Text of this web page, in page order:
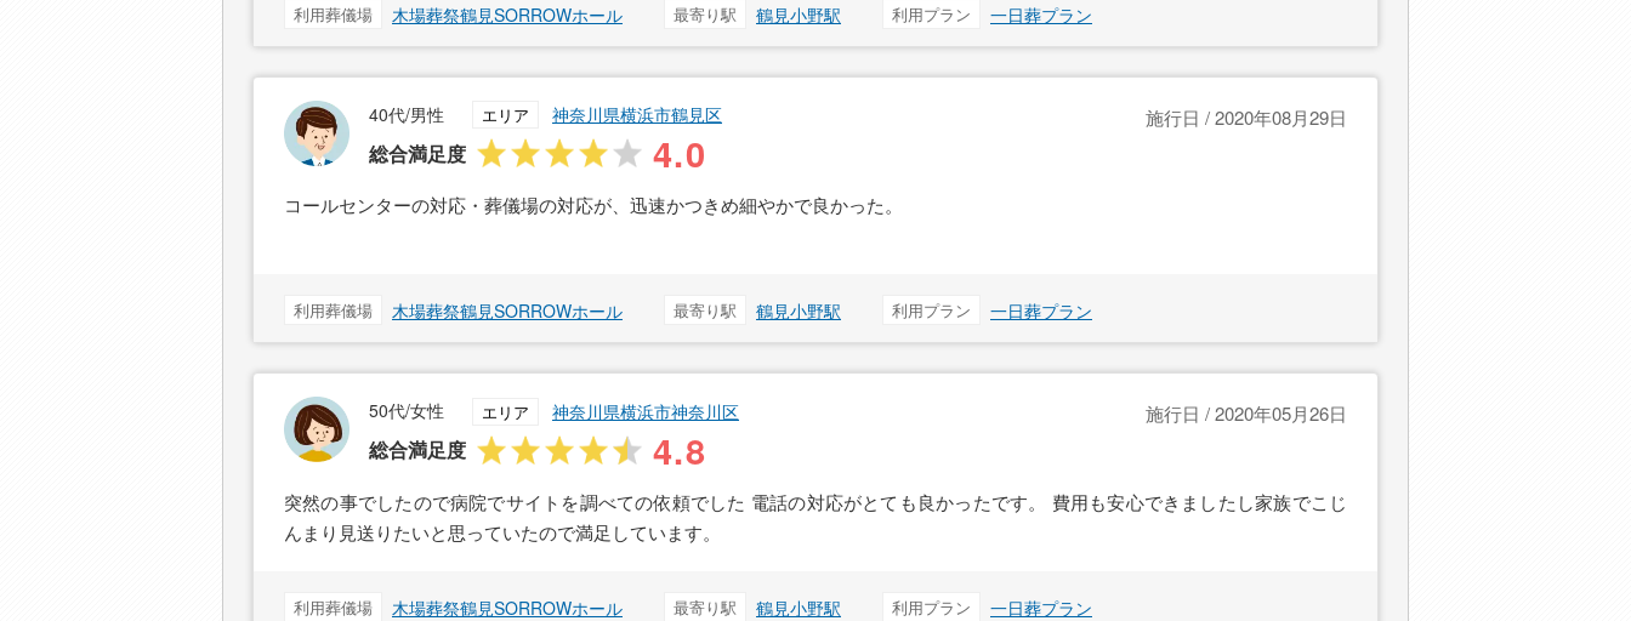
利用葬儀場 木場葬祭鶴見SORROWホール 最寄り駅 鶴見小野駅 利用プラン 一日葬プラン
40代/男性 エリア 神奈川県横浜市鶴見区
総合満足度 4.0
施行日 / 2020年08月29日
コールセンターの対応・葬儀場の対応が、迅速かつきめ細やかで良かった。
利用葬儀場 木場葬祭鶴見SORROWホール 最寄り駅 鶴見小野駅 利用プラン 一日葬プラン
50代/女性 エリア 神奈川県横浜市神奈川区
総合満足度 4.8
施行日 / 2020年05月26日
突然の事でしたので病院でサイトを調べての依頼でした 電話の対応がとても良かったです。 費用も安心できましたし家族でこじ
んまり見送りたいと思っていたので満足しています。
利用葬儀場 木場葬祭鶴見SORROWホール 最寄り駅 鶴見小野駅 利用プラン 一日葬プラン